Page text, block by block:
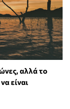
αλλά το
είναι